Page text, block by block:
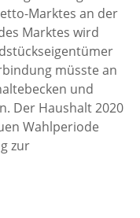
Marktes an der
Marktes wird
müsste an
und
Der Haushalt 2020
Wahlperiode
zur